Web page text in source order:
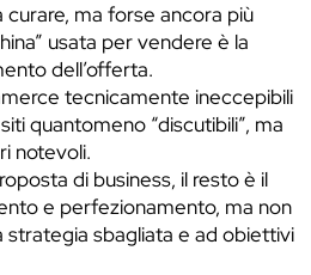
ma forse ancora più
usata per vendere è la
dell’offerta.
tecnicamente ineccepibili
quantomeno “discutibili”, ma
notevoli.
di business, il resto è il
e perfezionamento, ma non
strategia sbagliata e ad obiettivi